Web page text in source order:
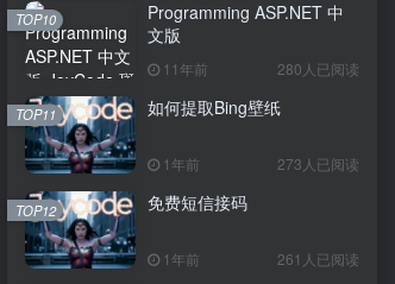
Programming ASP.NET 中
文版
11年前 280人已阅读
TOP10
如何提取Bing壁纸
1年前 273人已阅读
TOP11
免费短信接码
1年前 261人已阅读
TOP12